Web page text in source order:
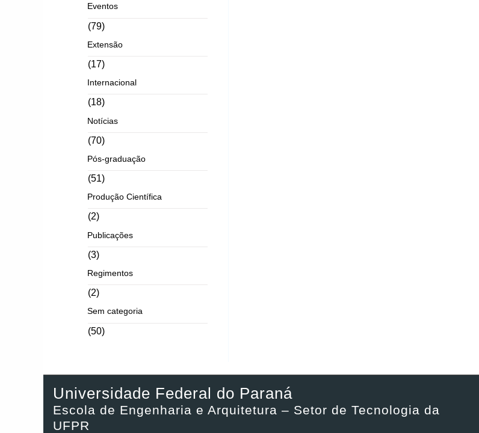
Eventos
(79)
Extensão
(17)
Internacional
(18)
Notícias
(70)
Pós-graduação
(51)
Produção Científica
(2)
Publicações
(3)
Regimentos
(2)
Sem categoria
(50)
Universidade Federal do Paraná
Escola de Engenharia e Arquitetura – Setor de Tecnologia da
UFPR